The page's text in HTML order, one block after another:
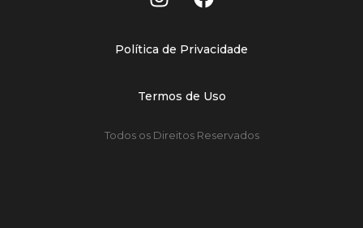
Política de Privacidade
Termos de Uso
Todos os Direitos Reservados